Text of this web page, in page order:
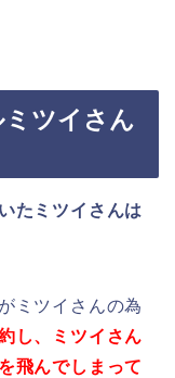
ツイさん
たミツイさんは
ミツイさんの為
し、ミツイさん
飛んでしまって